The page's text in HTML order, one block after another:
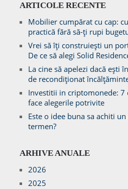
ARTICOLE RECENTE
Mobilier cumpărat cu cap:
practică fără să-ți rupi
Vrei să îți construiești un
De ce să alegi Solid
La cine să apelezi dacă ești
de recondiționat
Investitii in criptomonede: 7
face alegerile potrivite
Este o idee buna sa achiti
termen?
ARHIVE ANUALE
2026
2025